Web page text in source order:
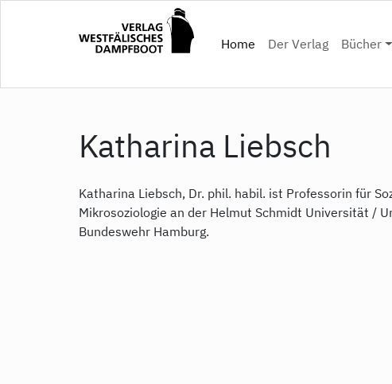
Home(current)
Der Verlag Bücher
Katharina Liebsch
Katharina Liebsch, Dr. phil. habil. ist Professorin für
Mikrosoziologie an der Helmut Schmidt Universität /
Bundeswehr Hamburg.